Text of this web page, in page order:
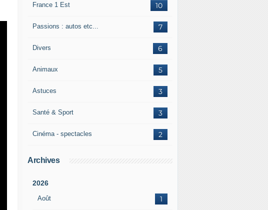
10
France 1 Est
7
Passions : autos etc...
6
Divers
5
Animaux
3
Astuces
3
Santé & Sport
2
Cinéma - spectacles
Archives
2026
Août 1